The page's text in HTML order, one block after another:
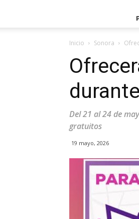
Inicio Sonora
Del 21 al 24 de
gratuitos
19 mayo, 2026